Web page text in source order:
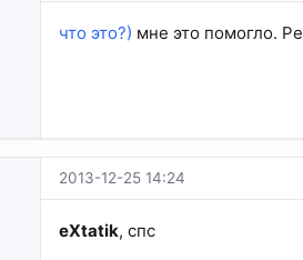
что это?) мне это помогло.
2013-12-25 14:24
eXtatik, спс